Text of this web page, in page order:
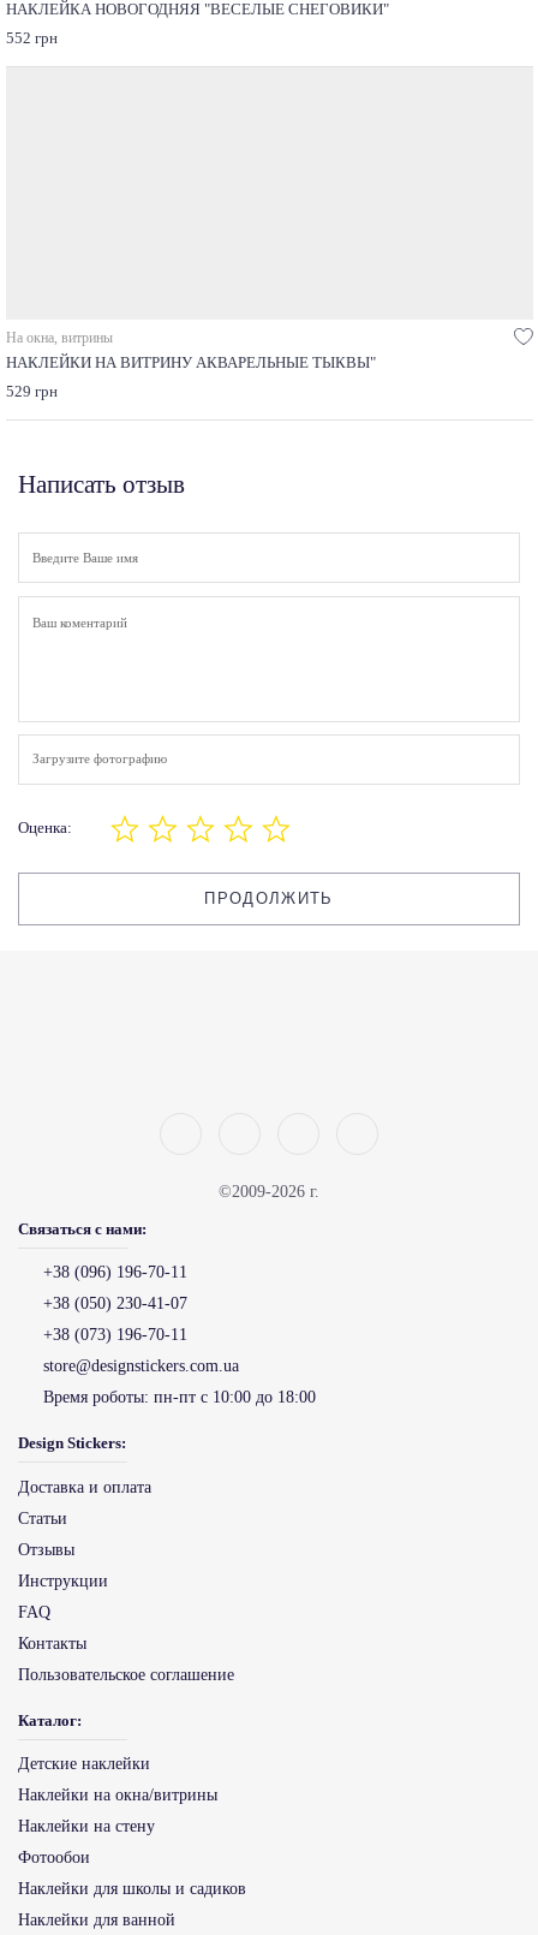
НАКЛЕЙКА НОВОГОДНЯЯ "ВЕСЕЛЫЕ СНЕГОВИКИ"
552 грн
На окна, витрины
НАКЛЕЙКИ НА ВИТРИНУ АКВАРЕЛЬНЫЕ ТЫКВЫ"
529 грн
Написать отзыв
Загрузите фотографию
Оценка:
ПРОДОЛЖИТЬ
©2009-2026 г.
Связаться с нами:
+38 (096) 196-70-11
+38 (050) 230-41-07
+38 (073) 196-70-11
store@designstickers.com.ua
Время роботы: пн-пт с 10:00 до 18:00
Design Stickers:
Доставка и оплата
Статьи
Отзывы
Инструкции
FAQ
Контакты
Пользовательское соглашение
Каталог:
Детские наклейки
Наклейки на окна/витрины
Наклейки на стену
Фотообои
Наклейки для школы и садиков
Наклейки для ванной